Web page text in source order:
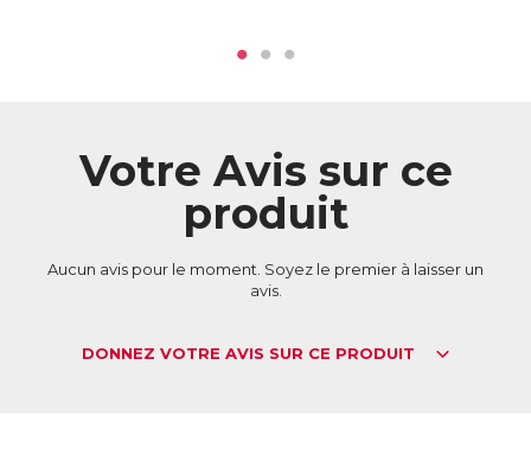
Votre Avis sur ce
produit
Aucun avis pour le moment. Soyez le premier à laisser un
avis.
DONNEZ VOTRE AVIS SUR CE PRODUIT